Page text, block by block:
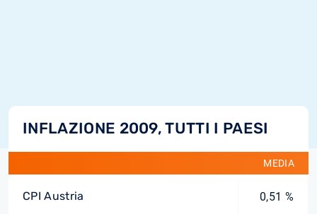
INFLAZIONE 2009, TUTTI I PAESI
MEDIA
CPI Austria 0,51 %